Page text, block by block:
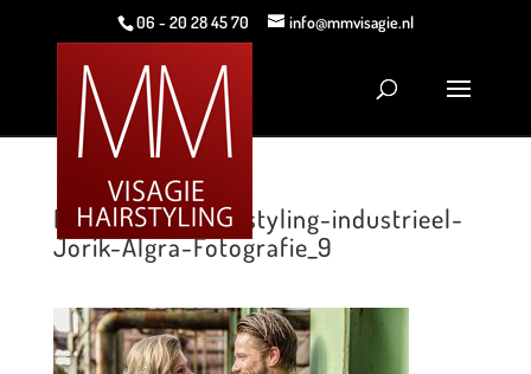
06 - 20 28 45 70 info@mmvisagie.nl
MMVisagie & Hairstyling-industrieel-
Jorik-Algra-Fotografie_9